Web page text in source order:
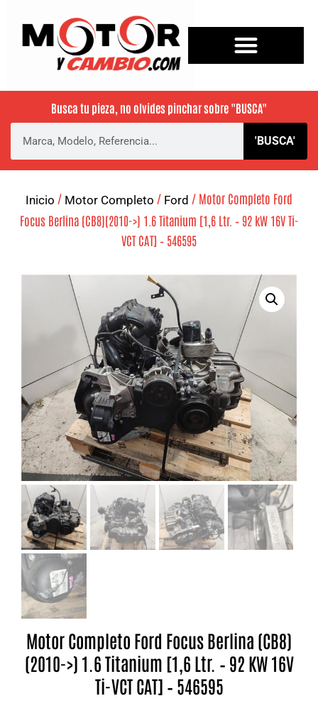
Busca tu pieza, no olvides pinchar sobre "BUSCA"
'BUSCA'
Inicio / Motor Completo / Ford / Motor Completo Ford
Focus Berlina (CB8)(2010->) 1.6 Titanium [1,6 Ltr. – 92 kW 16V Ti-
VCT CAT] – 546595
Motor Completo Ford Focus Berlina (CB8)
(2010->) 1.6 Titanium [1,6 Ltr. – 92 KW 16V
Ti-VCT CAT] – 546595